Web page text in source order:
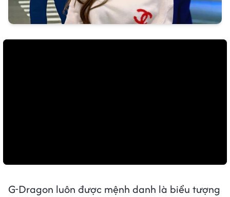
G-Dragon luôn được mệnh danh là biểu tượng